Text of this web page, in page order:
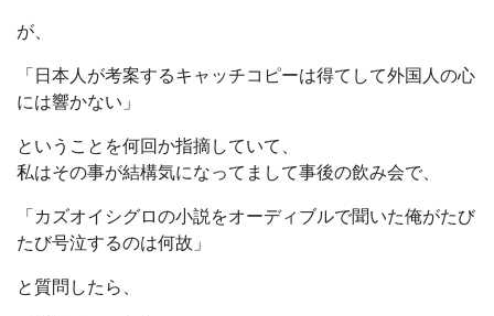
が、
「日本人が考案するキャッチコピーは得てして外国人の心
には響かない」
ということを何回か指摘していて、
私はその事が結構気になってまして事後の飲み会で、
「カズオイシグロの小説をオーディブルで聞いた俺がたび
たび号泣するのは何故」
と質問したら、